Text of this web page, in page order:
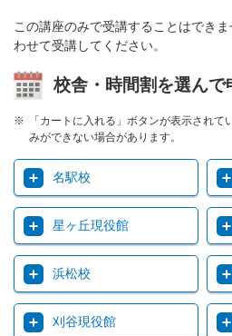
この講座のみで受講することはでき
わせて受講してください。
校舎・時間割を選んで
「カートに入れる」ボタンが表示され
みができない場合があります。
名駅校
星ヶ丘現役館
浜松校
刈谷現役館